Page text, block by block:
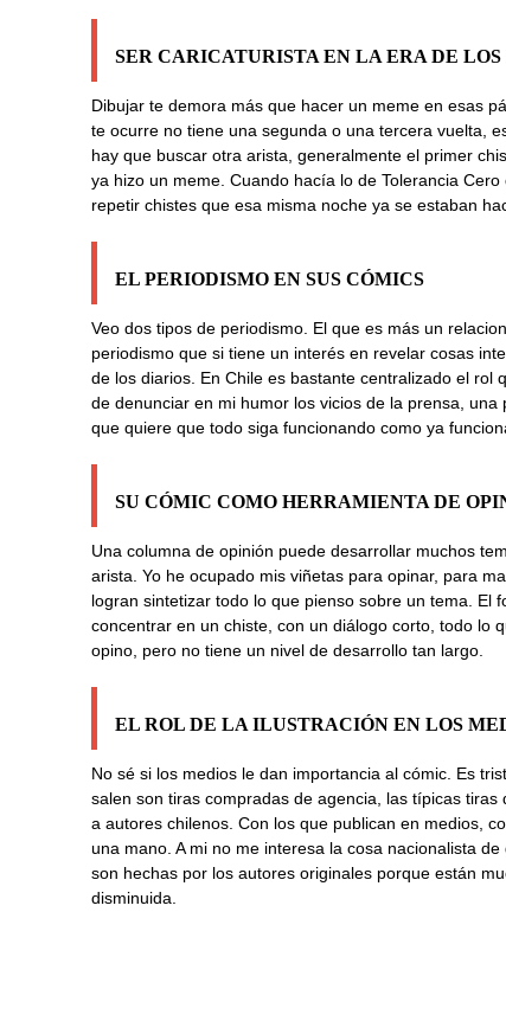
SER CARICATURISTA EN LA ERA DE
Dibujar te demora más que hacer un meme en esas
te ocurre no tiene una segunda o una tercera vuelta,
hay que buscar otra arista, generalmente el primer
ya hizo un meme. Cuando hacía lo de Tolerancia
repetir chistes que esa misma noche ya se estaban
EL PERIODISMO EN SUS CÓMICS
Veo dos tipos de periodismo. El que es más un
periodismo que si tiene un interés en revelar cosas
de los diarios. En Chile es bastante centralizado el
de denunciar en mi humor los vicios de la prensa,
que quiere que todo siga funcionando como ya
SU CÓMIC COMO HERRAMIENTA DE
Una columna de opinión puede desarrollar muchos
arista. Yo he ocupado mis viñetas para opinar, para
logran sintetizar todo lo que pienso sobre un tema.
concentrar en un chiste, con un diálogo corto, todo lo
opino, pero no tiene un nivel de desarrollo tan largo.
EL ROL DE LA ILUSTRACIÓN EN LOS
No sé si los medios le dan importancia al cómic. Es
salen son tiras compradas de agencia, las típicas
a autores chilenos. Con los que publican en medios,
una mano. A mi no me interesa la cosa nacionalista
son hechas por los autores originales porque están
disminuida.